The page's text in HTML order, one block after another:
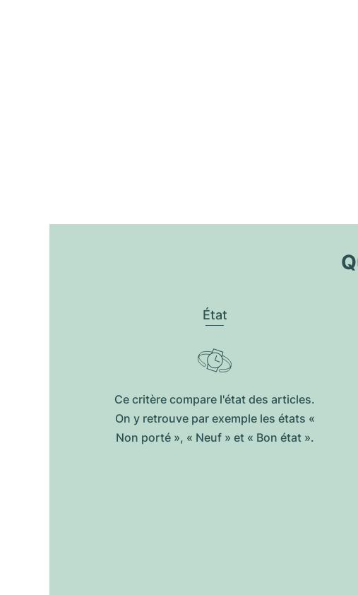
État
Ce critère compare l'état des articles.
On y retrouve par exemple les états «
Non porté », « Neuf » et « Bon état ».